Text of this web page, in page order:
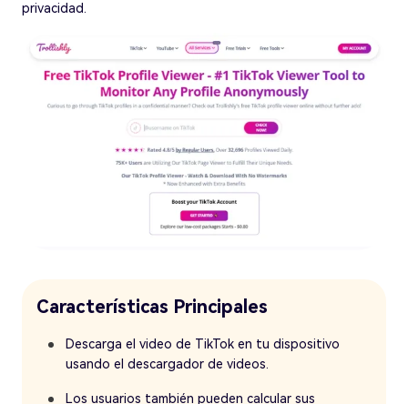
privacidad.
Características Principales
Descarga el video de TikTok en tu dispositivo
usando el descargador de videos.
Los usuarios también pueden calcular sus